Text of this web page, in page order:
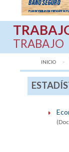
TRABAJO
INICIO